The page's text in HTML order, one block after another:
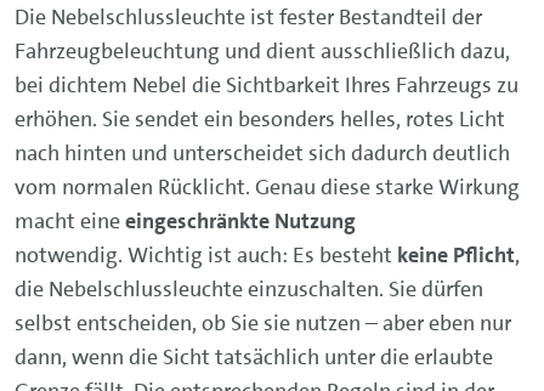
Die Nebelschlussleuchte ist fester Bestandteil der
Fahrzeugbeleuchtung und dient ausschließlich dazu,
bei dichtem Nebel die Sichtbarkeit Ihres Fahrzeugs zu
erhöhen. Sie sendet ein besonders helles, rotes Licht
nach hinten und unterscheidet sich dadurch deutlich
vom normalen Rücklicht. Genau diese starke Wirkung
macht eineeingeschränkte Nutzung
notwendig. Wichtig ist auch: Es besteht keine Pflicht,
die Nebelschlussleuchte einzuschalten. Sie dürfen
selbst entscheiden, ob Sie sie nutzen – aber eben nur
dann, wenn die Sicht tatsächlich unter die erlaubte